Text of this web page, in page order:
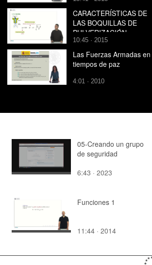
CARACTERÍSTICAS DE
LAS BOQUILLAS DE
PULVERIZACIÓN
10:45 · 2015
Las Fuerzas Armadas en
tiempos de paz
4:01 · 2010
05-Creando un grupo
de seguridad
6:43 · 2023
Funciones 1
11:44 · 2014